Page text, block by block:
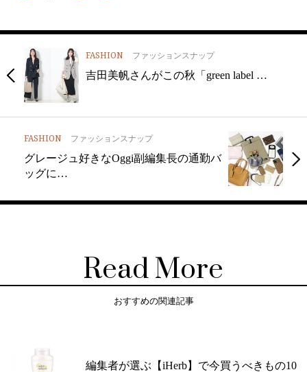
FASHION ファッションスナップ
吉田美帆さんがこの秋「green label …
FASHION ファッションスナップ
グレージュ好きなOggi副編集長の通勤バ
ッグに…
Read More
おすすめの関連記事
編集者が選ぶ【iHerb】で今買うべきもの10